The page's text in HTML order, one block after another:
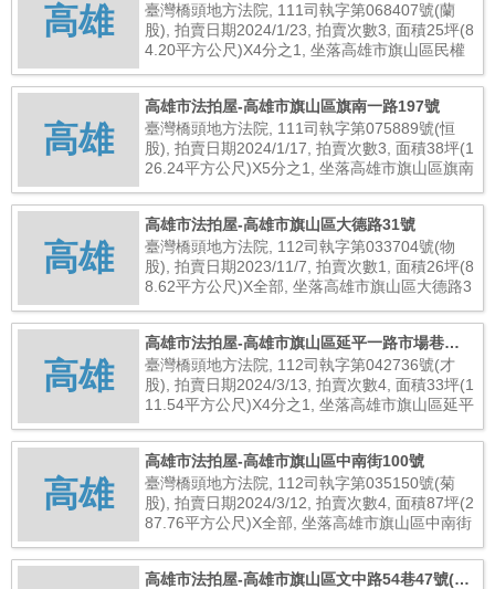
高雄
臺灣橋頭地方法院, 111司執字第068407號(蘭
股), 拍賣日期2024/1/23, 拍賣次數3, 面積25坪(8
4.20平方公尺)X4分之1, 坐落高雄市旗山區民權
高雄
高雄市法拍屋-高雄市旗山區旗南一路197號
臺灣橋頭地方法院, 111司執字第075889號(恒
股), 拍賣日期2024/1/17, 拍賣次數3, 面積38坪(1
26.24平方公尺)X5分之1, 坐落高雄市旗山區旗南
高雄
高雄市法拍屋-高雄市旗山區大德路31號
臺灣橋頭地方法院, 112司執字第033704號(物
股), 拍賣日期2023/11/7, 拍賣次數1, 面積26坪(8
8.62平方公尺)X全部, 坐落高雄市旗山區大德路3
高雄
高雄市法拍屋-高雄市旗山區延平一路市場巷
14,16號
臺灣橋頭地方法院, 112司執字第042736號(才
股), 拍賣日期2024/3/13, 拍賣次數4, 面積33坪(1
11.54平方公尺)X4分之1, 坐落高雄市旗山區延平
高雄
高雄市法拍屋-高雄市旗山區中南街100號
臺灣橋頭地方法院, 112司執字第035150號(菊
股), 拍賣日期2024/3/12, 拍賣次數4, 面積87坪(2
87.76平方公尺)X全部, 坐落高雄市旗山區中南街
高雄市法拍屋-高雄市旗山區文中路54巷47號(未